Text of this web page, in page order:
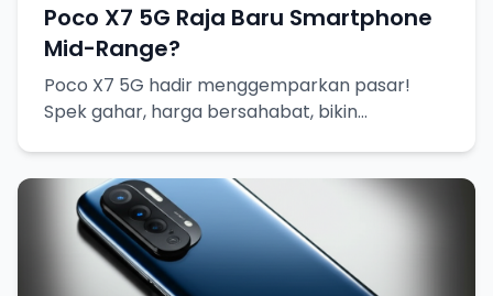
Poco X7 5G Raja Baru Smartphone
Mid-Range?
Poco X7 5G hadir menggemparkan pasar!
Spek gahar, harga bersahabat, bikin